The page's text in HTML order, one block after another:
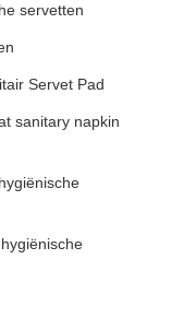
servetten
Servet Pad
sanitary napkin